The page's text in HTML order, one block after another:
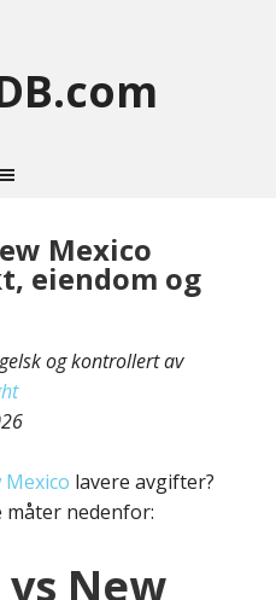
Mexico
eiendom og
og kontrollert av
Mexico lavere avgifter?
måter nedenfor:
New